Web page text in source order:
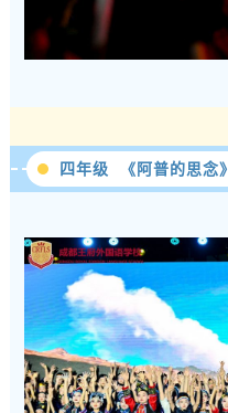
四年级 《阿普的思念》